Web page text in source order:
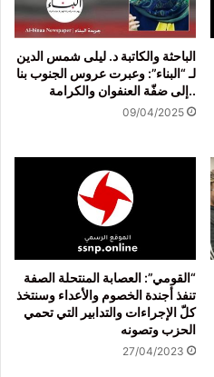
الباحثة والكاتبة د. ليلى شمس الدين
لـ “البناء”: وعبرت عروس الجنوب بنا
..إلى ضفّة العنفوان والكرامة
09/04/2025
“القومي”: العصابة المنتحلة الصفة
تنفذ أجندة الخصوم والأعداء وسنتخذ
كلّ الإجراءات والتدابير التي تحمي
الحزب وتصونه
27/04/2023